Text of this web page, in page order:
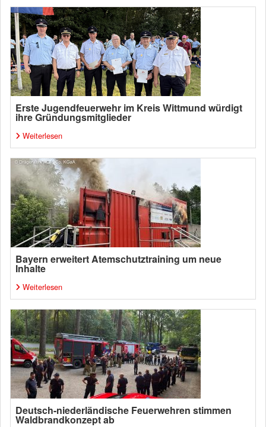
Erste Jugendfeuerwehr im Kreis Wittmund würdigt
ihre Gründungsmitglieder
Weiterlesen
Bayern erweitert Atemschutztraining um neue
Inhalte
Weiterlesen
Deutsch-niederländische Feuerwehren stimmen
Waldbrandkonzept ab